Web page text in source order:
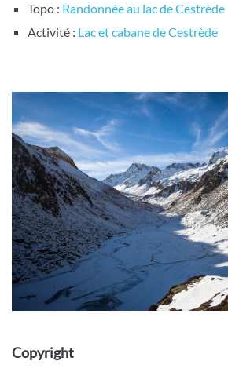
Topo : Randonnée au lac de Cestrède
Activité : Lac et cabane de Cestrède
Copyright